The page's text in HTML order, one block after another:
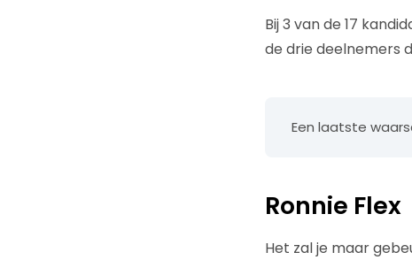
Bij 3 van de 17
de drie deelnemers
Een laatste
Ronnie Flex
Het zal je maar